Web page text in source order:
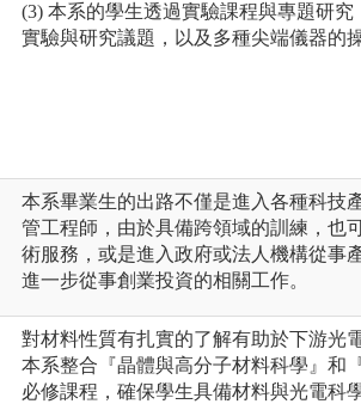
(3) 本系的學生透過實驗課程與專題研
實驗與研究議題，以及多種尖端儀器的
本系畢業生的出路不僅是進入各種科技
管工程師，由於具備跨領域的訓練，也
術服務，或是進入政府或法人機構從事
進一步從事創業投資的相關工作。
對材料性質有扎實的了解有助於下游光
本系整合『晶體與高分子材料科學』和
必修課程，確保學生具備材料與光電科